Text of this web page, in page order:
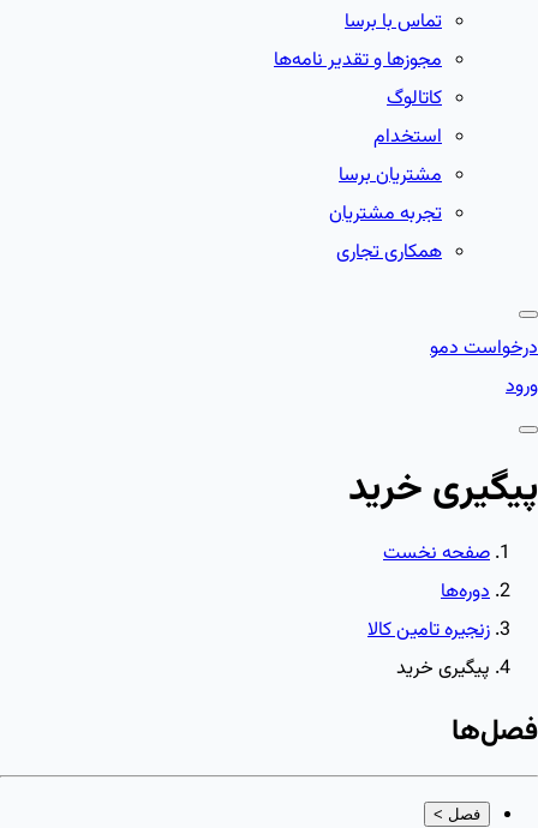
تماس با برسا
مجوزها و تقدیر نامه‌ها
کاتالوگ
استخدام
مشتریان برسا
تجربه مشتریان
همکاری تجاری
درخواست دمو
ورود
پیگیری خرید
صفحه نخست
دوره‌ها
زنجیره تامین کالا
پیگیری خرید
فصل‌ها
فصل >